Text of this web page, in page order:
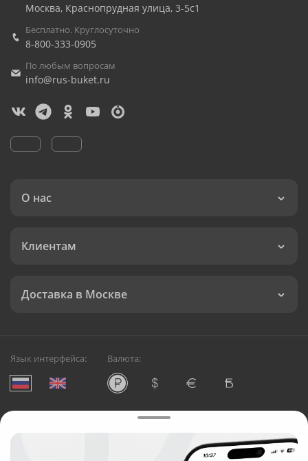
Москва, Краснопрудная улица, 3-5с1
Бесплатно. Круглосуточно
8-800-333-0905
По любым вопросам
info@rus-buket.ru
О нас
Клиентам
Доставка в Москве
Язык интерфейса: Валюта:
Служба круглосуточной доставки цветов в Москве
Русский Букет, 2026